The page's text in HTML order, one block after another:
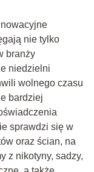
nie tylko
branży
niedzielni
wolnego czasu
bardziej
sprawdzi się w
oraz ścian, na
z nikotyny, sadzy,